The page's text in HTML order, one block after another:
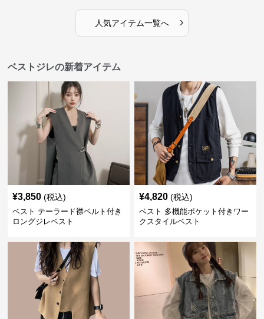
人気アイテム一覧へ ›
ベストジレの新着アイテム
¥3,850 (税込)
ベスト テーラード襟ベルト付き
ロングジレベスト
¥4,820 (税込)
ベスト 多機能ポケット付きワー
クスタイルベスト